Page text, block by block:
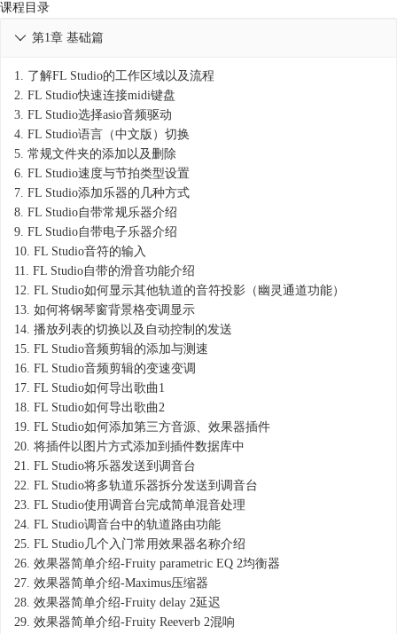
课程目录
第1章 基础篇

1. 了解FL Studio的工作区域以及流程
2. FL Studio快速连接midi键盘
3. FL Studio选择asio音频驱动
4. FL Studio语言（中文版）切换
5. 常规文件夹的添加以及删除
6. FL Studio速度与节拍类型设置
7. FL Studio添加乐器的几种方式
8. FL Studio自带常规乐器介绍
9. FL Studio自带电子乐器介绍
10. FL Studio音符的输入
11. FL Studio自带的滑音功能介绍
12. FL Studio如何显示其他轨道的音符投影（幽灵通道功能）
13. 如何将钢琴窗背景格变调显示
14. 播放列表的切换以及自动控制的发送
15. FL Studio音频剪辑的添加与测速
16. FL Studio音频剪辑的变速变调
17. FL Studio如何导出歌曲1
18. FL Studio如何导出歌曲2
19. FL Studio如何添加第三方音源、效果器插件
20. 将插件以图片方式添加到插件数据库中
21. FL Studio将乐器发送到调音台
22. FL Studio将多轨道乐器拆分发送到调音台
23. FL Studio使用调音台完成简单混音处理
24. FL Studio调音台中的轨道路由功能
25. FL Studio几个入门常用效果器名称介绍
26. 效果器简单介绍-Fruity parametric EQ 2均衡器
27. 效果器简单介绍-Maximus压缩器
28. 效果器简单介绍-Fruity delay 2延迟
29. 效果器简单介绍-Fruity Reeverb 2混响